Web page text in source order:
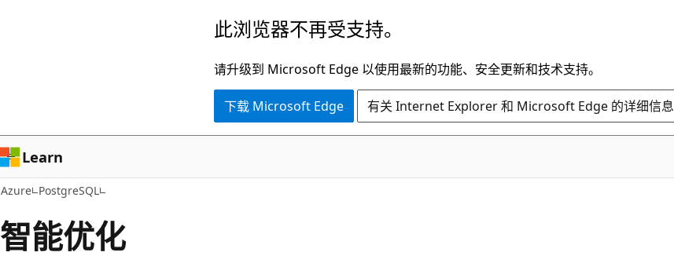
容
此浏览器不再受支持。
请升级到 Microsoft Edge 以使用最新的功能、安全更新和技术支持。
下载 Microsoft Edge 有关 Internet Explorer 和 Microsoft Edge 的详细信息
Learn
Azure PostgreSQL
智能优化